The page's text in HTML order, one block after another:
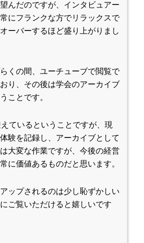
んだのですが、インタビュアー
にフランクな方でリラックスで
ーバーするほど盛り上がりまし
くの間、ユーチューブで閲覧で
り、その後は学会のアーカイブ
ことです。
ているということですが、現
験を記録し、アーカイブとして
大変な作業ですが、今後の経営
に価値あるものだと思います。
ップされるのは少し恥ずかしい
ご覧いただけると嬉しいです